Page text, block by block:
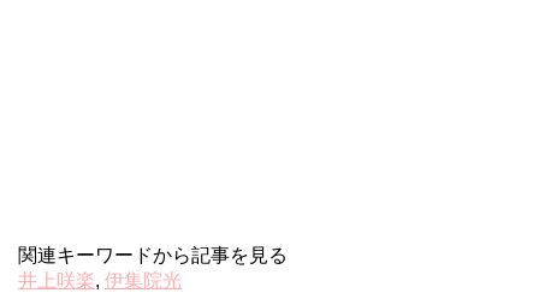
関連キーワードから記事を見る
井上咲楽, 伊集院光